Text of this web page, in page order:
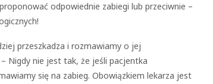
odpowiednie zabiegi lub przeciwnie –
przeszkadza i rozmawiamy o jej
Nigdy nie jest tak, że jeśli pacjentka
się na zabieg. Obowiązkiem lekarza jest